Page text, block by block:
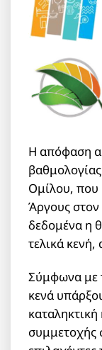
Η απόφαση
Ομίλου, που
Άργους
δεδομένα η
τελικά
Σύμφωνα με
κενά
συμμετοχής